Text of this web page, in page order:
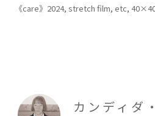
《care》2024, stretch film, etc,
カンディダ